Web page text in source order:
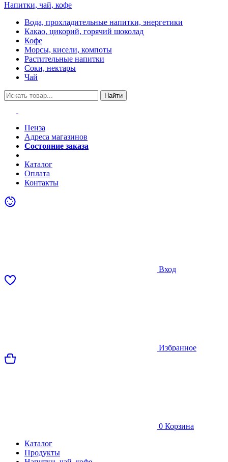
Напитки, чай, кофе
Вода, прохладительные напитки, энергетики
Какао, цикорий, горячий шоколад
Кофе
Морсы, кисели, компоты
Растительные напитки
Соки, нектары
Чай
Найти
Пенза
Адреса магазинов
Состояние заказа
Каталог
Оплата
Контакты
Вход
Избранное
0 Корзина
Каталог
Продукты